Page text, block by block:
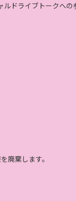
ドライブトークへの
廃棄します。